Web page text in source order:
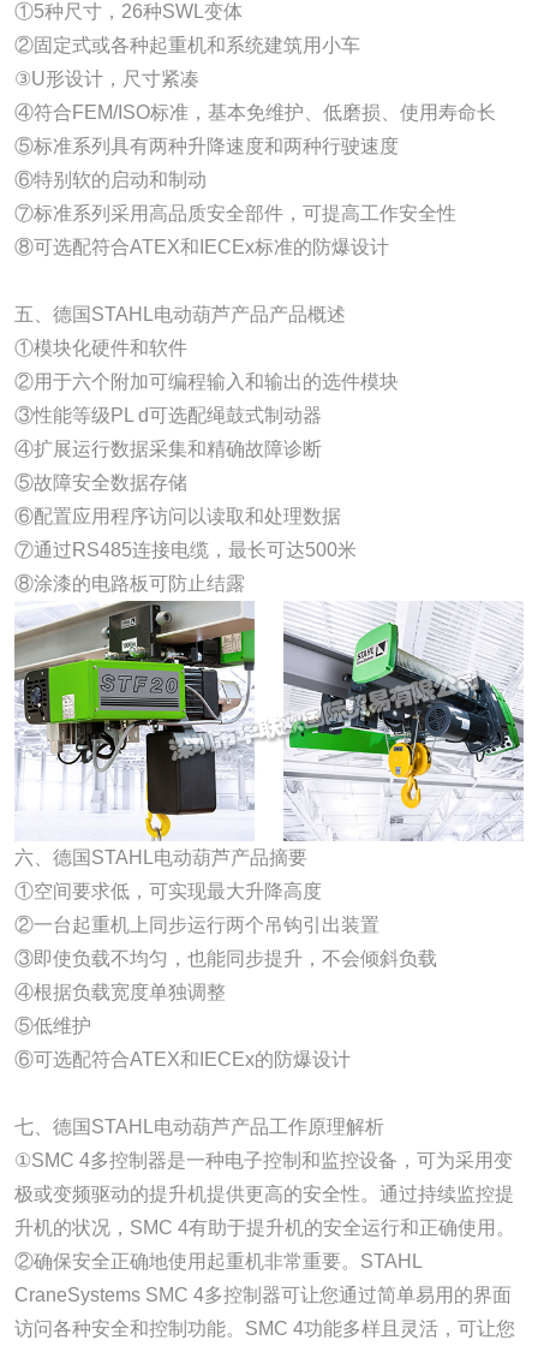
①5种尺寸，26种SWL变体
②固定式或各种起重机和系统建筑用小车
③U形设计，尺寸紧凑
④符合FEM/ISO标准，基本免维护、低磨损、使用寿命长
⑤标准系列具有两种升降速度和两种行驶速度
⑥特别软的启动和制动
⑦标准系列采用高品质安全部件，可提高工作安全性
⑧可选配符合ATEX和IECEx标准的防爆设计
五、德国STAHL电动葫芦产品产品概述
①模块化硬件和软件
②用于六个附加可编程输入和输出的选件模块
③性能等级PL d可选配绳鼓式制动器
④扩展运行数据采集和精确故障诊断
⑤故障安全数据存储
⑥配置应用程序访问以读取和处理数据
⑦通过RS485连接电缆，最长可达500米
⑧涂漆的电路板可防止结露
六、德国STAHL电动葫芦产品摘要
①空间要求低，可实现最大升降高度
②一台起重机上同步运行两个吊钩引出装置
③即使负载不均匀，也能同步提升，不会倾斜负载
④根据负载宽度单独调整
⑤低维护
⑥可选配符合ATEX和IECEx的防爆设计
七、德国STAHL电动葫芦产品工作原理解析
①SMC 4多控制器是一种电子控制和监控设备，可为采用变
极或变频驱动的提升机提供更高的安全性。通过持续监控提
升机的状况，SMC 4有助于提升机的安全运行和正确使用。
②确保安全正确地使用起重机非常重要。STAHL
CraneSystems SMC 4多控制器可让您通过简单易用的界面
访问各种安全和控制功能。SMC 4功能多样且灵活，可让您